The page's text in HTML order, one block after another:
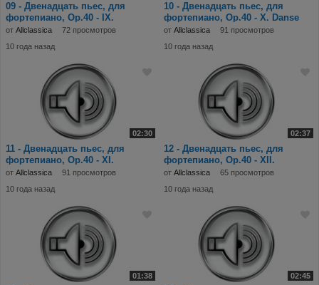
09 - Двенадцать пьес, для
фортепиано, Op.40 - IX.
Walzer.mp3
от Allclassica
72 просмотров
10 года назад
10 - Двенадцать пьес, для
фортепиано, Op.40 - X. Danse
russe.mp3
от Allclassica
91 просмотров
10 года назад
02:30
11 - Двенадцать пьес, для
фортепиано, Op.40 - XI.
Scherzo.mp3
от Allclassica
91 просмотров
10 года назад
02:37
12 - Двенадцать пьес, для
фортепиано, Op.40 - XII.
Rêverie.mp3
от Allclassica
65 просмотров
10 года назад
01:38 02:45